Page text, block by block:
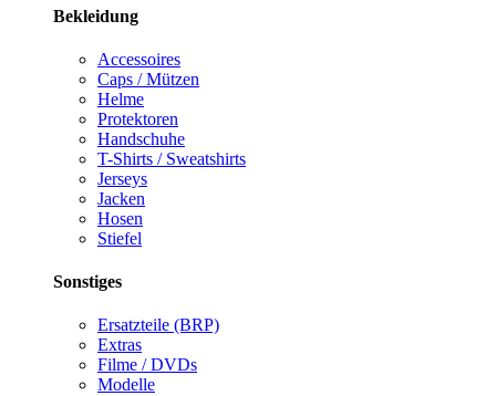
Bekleidung
Accessoires
Caps / Mützen
Helme
Protektoren
Handschuhe
T-Shirts / Sweatshirts
Jerseys
Jacken
Hosen
Stiefel
Sonstiges
Ersatzteile (BRP)
Extras
Filme / DVDs
Modelle